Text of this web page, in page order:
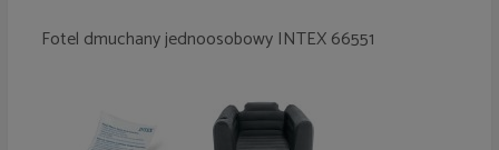
Fotel dmuchany jednoosobowy INTEX 66551